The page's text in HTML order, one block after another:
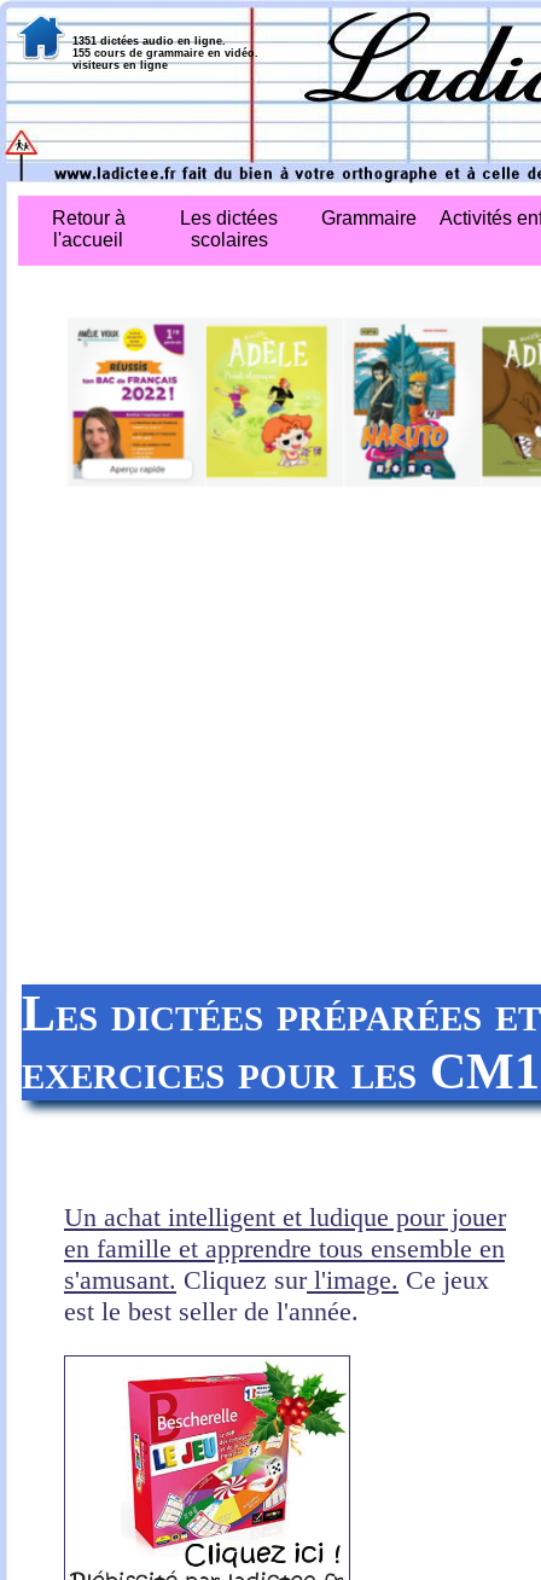
Les dictées préparées
exercices pour les
Un achat intelligent et ludique pour jouer
en famille et apprendre tous ensemble en
s'amusant. Cliquez surl'image. Ce jeux
est le best seller de l'année.